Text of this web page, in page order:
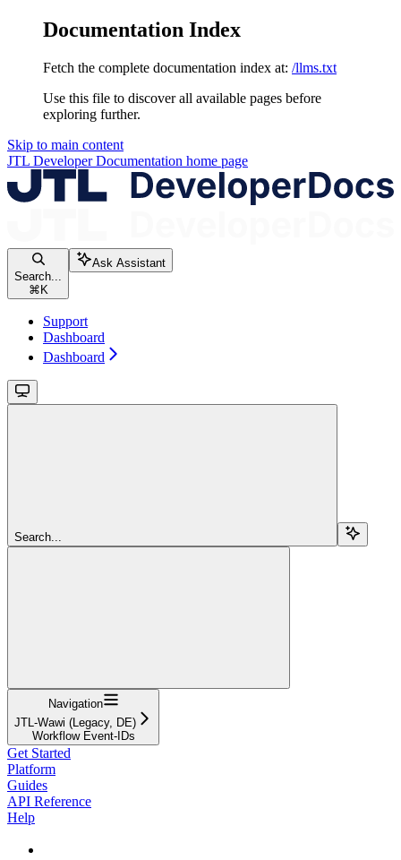
Documentation Index
Fetch the complete documentation index at: /llms.txt
Use this file to discover all available pages before
exploring further.
Skip to main content
JTL Developer Documentation home page
Search...
⌘K
Ask Assistant
Support
Dashboard
Dashboard
Search...
Navigation
JTL-Wawi (Legacy, DE)
Workflow Event-IDs
Get Started
Platform
Guides
API Reference
Help